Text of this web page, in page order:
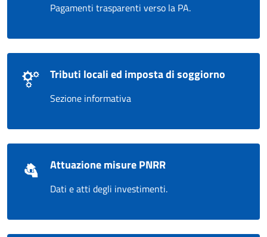
Pagamenti trasparenti verso la PA.
Tributi locali ed imposta di soggiorno
Sezione informativa
Attuazione misure PNRR
Dati e atti degli investimenti.